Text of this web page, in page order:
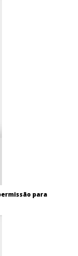
para